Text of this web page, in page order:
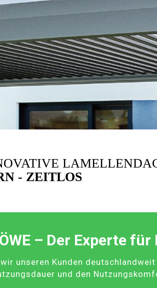
- ZEITLOS
– Der Experte
unseren Kunden
und den